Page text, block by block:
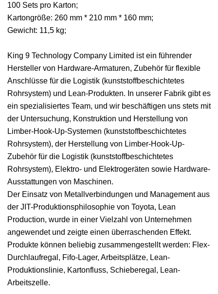
100 Sets pro Karton;
Kartongröße: 260 mm * 210 mm * 160 mm;
Gewicht: 11,5 kg;
King 9 Technology Company Limited ist ein führender
Hersteller von Hardware-Armaturen, Zubehör für flexible
Anschlüsse für die Logistik (kunststoffbeschichtetes
Rohrsystem) und Lean-Produkten. In unserer Fabrik gibt es
ein spezialisiertes Team, und wir beschäftigen uns stets mit
der Untersuchung, Konstruktion und Herstellung von
Limber-Hook-Up-Systemen (kunststoffbeschichtetes
Rohrsystem), der Herstellung von Limber-Hook-Up-
Zubehör für die Logistik (kunststoffbeschichtetes
Rohrsystem), Elektro- und Elektrogeräten sowie Hardware-
Ausstattungen von Maschinen.
Der Einsatz von Metallverbindungen und Management aus
der JIT-Produktionsphilosophie von Toyota, Lean
Production, wurde in einer Vielzahl von Unternehmen
angewendet und zeigte einen überraschenden Effekt.
Produkte können beliebig zusammengestellt werden: Flex-
Durchlaufregal, Fifo-Lager, Arbeitsplätze, Lean-
Produktionslinie, Kartonfluss, Schieberegal, Lean-
Arbeitszelle.